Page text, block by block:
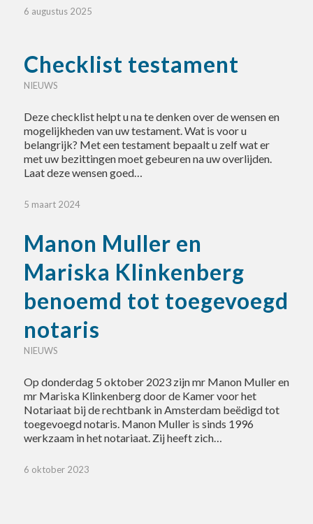
6 augustus 2025
Checklist testament
NIEUWS
Deze checklist helpt u na te denken over de wensen en
mogelijkheden van uw testament. Wat is voor u
belangrijk? Met een testament bepaalt u zelf wat er
met uw bezittingen moet gebeuren na uw overlijden.
Laat deze wensen goed…
5 maart 2024
Manon Muller en
Mariska Klinkenberg
benoemd tot toegevoegd
notaris
NIEUWS
Op donderdag 5 oktober 2023 zijn mr Manon Muller en
mr Mariska Klinkenberg door de Kamer voor het
Notariaat bij de rechtbank in Amsterdam beëdigd tot
toegevoegd notaris. Manon Muller is sinds 1996
werkzaam in het notariaat. Zij heeft zich…
6 oktober 2023